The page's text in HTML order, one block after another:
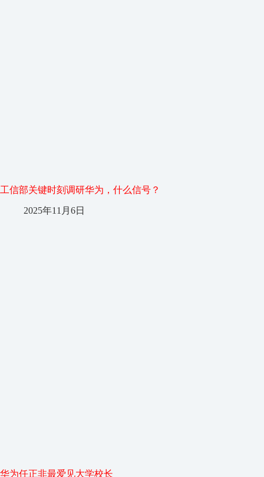
工信部关键时刻调研华为，什么信号？
2025年11月6日
华为任正非最爱见大学校长